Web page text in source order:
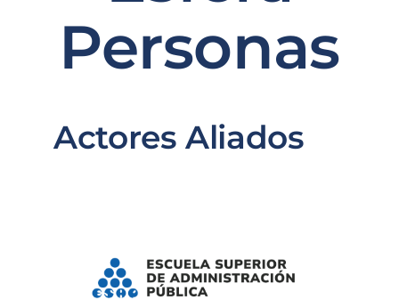
Personas
Actores Aliados